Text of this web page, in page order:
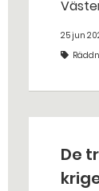
25 jun
De